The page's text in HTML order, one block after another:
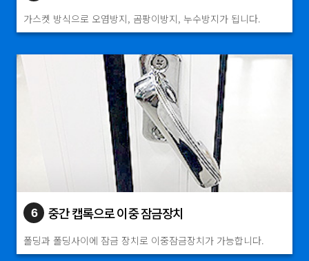
가스켓 방식으로 오염방지, 곰팡이방지, 누수방지가 됩니다.
6 중간 캡록으로 이중 잠금장치
폴딩과 폴딩사이에 잠금 장치로 이중잠금장치가 가능합니다.